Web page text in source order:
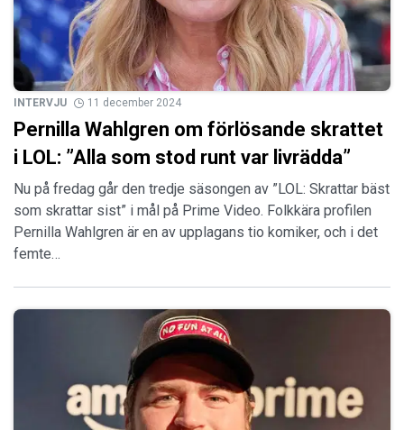
INTERVJU 11 december 2024
Pernilla Wahlgren om förlösande skrattet
i LOL: ”Alla som stod runt var livrädda”
Nu på fredag går den tredje säsongen av ”LOL: Skrattar bäst
som skrattar sist” i mål på Prime Video. Folkkära profilen
Pernilla Wahlgren är en av upplagans tio komiker, och i det
femte…